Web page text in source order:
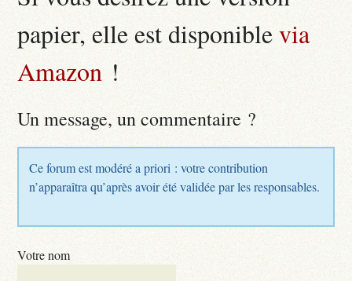
papier, elle est disponiblevia
Amazon !
Un message, un commentaire ?
Ce forum est modéré a priori : votre contribution
n’apparaîtra qu’après avoir été validée par les responsables.
Votre nom